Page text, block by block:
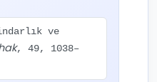
ve
, 49, 1038–